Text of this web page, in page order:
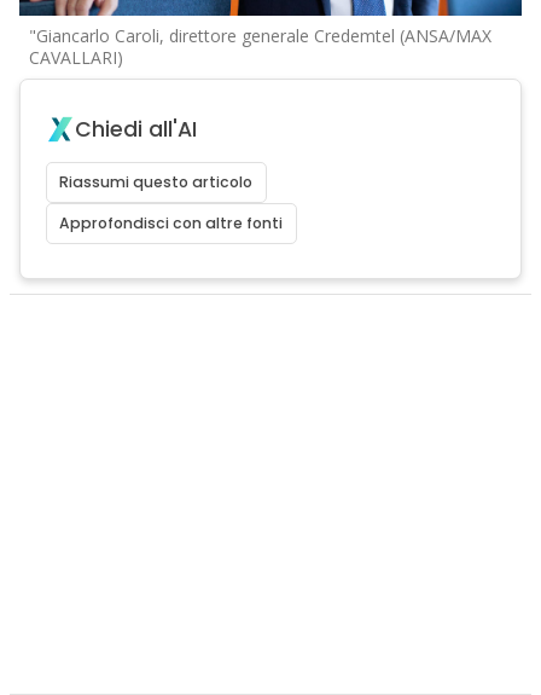
"Giancarlo Caroli, direttore generale Credemtel (ANSA/MAX
CAVALLARI)
Chiedi all'AI
Riassumi questo articolo
Approfondisci con altre fonti